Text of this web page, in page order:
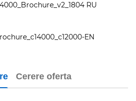
RU
EN
Cerere oferta